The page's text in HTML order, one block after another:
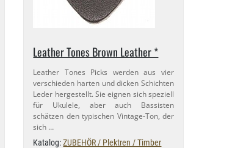
Leather Tones Brown Leather *
Leather Tones Picks werden aus vier
verschieden harten und dicken Schichten
Leder hergestellt. Sie eignen sich speziell
für Ukulele, aber auch Bassisten
schätzen den typischen Vintage-​Ton, der
sich …
Katalog:ZUBEHÖR / Plektren / Timber